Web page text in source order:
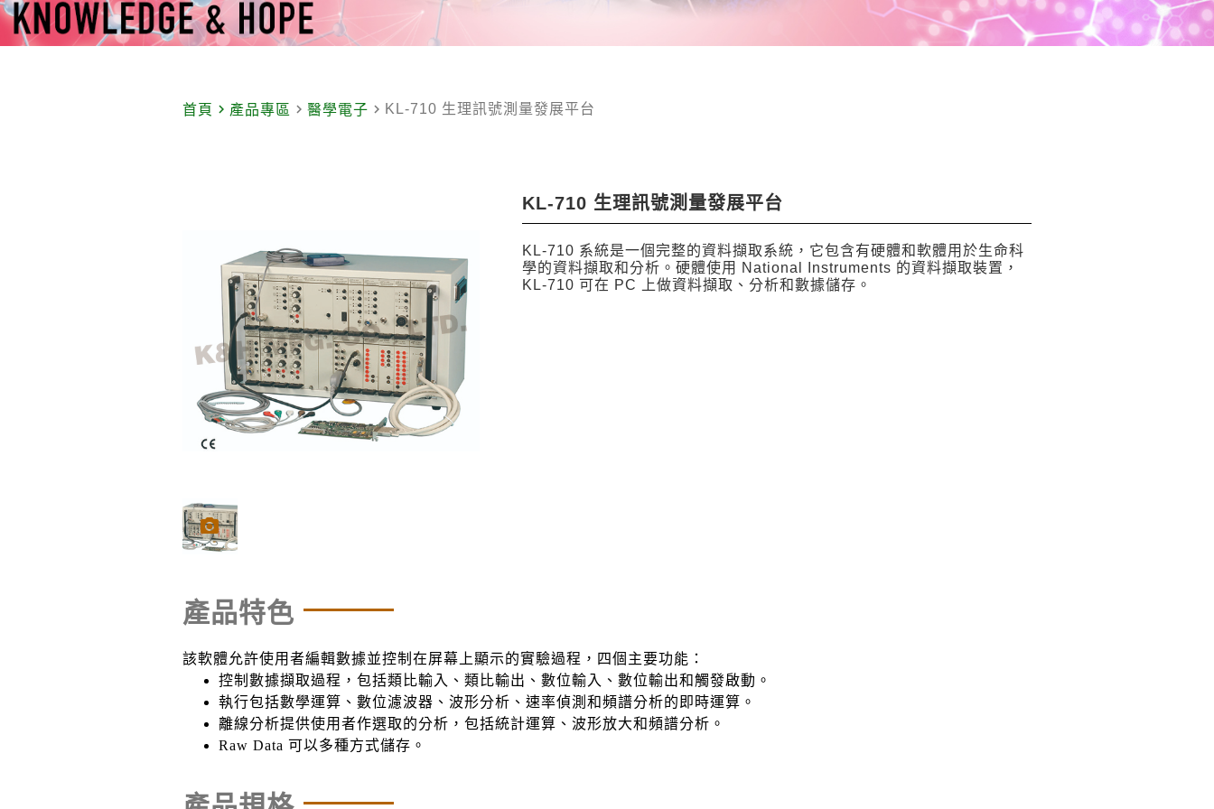
首頁 navigate_next 產品專區 navigate_next 醫學電子 navigate_next KL-710 生理訊號測量發展平台
KL-710 生理訊號測量發展平台
KL-710 系統是一個完整的資料擷取系統，它包含有硬體和軟體用於生命科
學的資料擷取和分析。硬體使用 National Instruments 的資料擷取裝置，
KL-710 可在 PC 上做資料擷取、分析和數據儲存。
產品特色
該軟體允許使用者編輯數據並控制在屏幕上顯示的實驗過程，四個主要功能：
控制數據擷取過程，包括類比輸入、類比輸出、數位輸入、數位輸出和觸發啟動。
執行包括數學運算、數位濾波器、波形分析、速率偵測和頻譜分析的即時運算。
離線分析提供使用者作選取的分析，包括統計運算、波形放大和頻譜分析。
Raw Data 可以多種方式儲存。